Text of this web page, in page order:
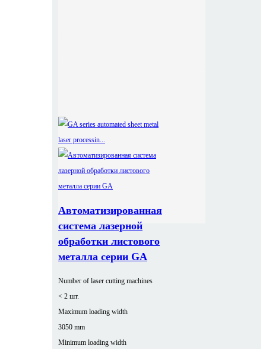
Автоматизированная
система лазерной
обработки листового
металла серии GA
Number of laser cutting machines
< 2 шт.
Maximum loading width
3050 mm
Minimum loading width